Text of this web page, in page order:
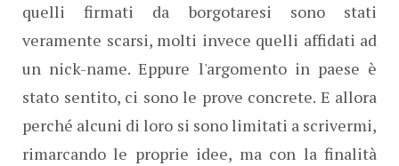
quelli firmati da borgotaresi sono stati
veramente scarsi, molti invece quelli affidati ad
un nick-name. Eppure l'argomento in paese è
stato sentito, ci sono le prove concrete. E allora
perché alcuni di loro si sono limitati a scrivermi,
rimarcando le proprie idee, ma con la finalità